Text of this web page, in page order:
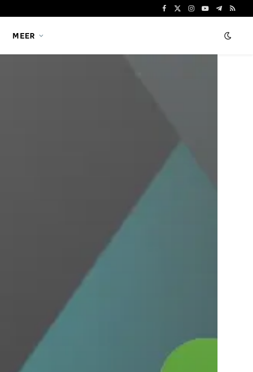
Facebook
X
Instagram
YouTube
Telegram
RSS
MEER